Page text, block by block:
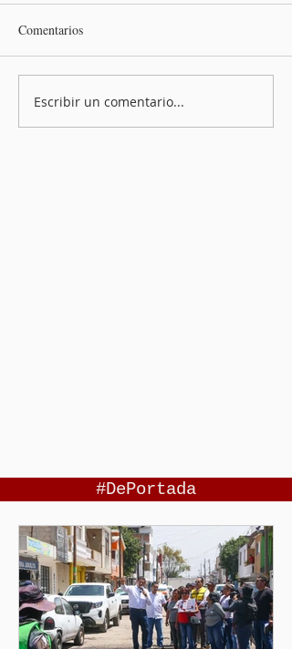
Comentarios
Escribir un comentario...
#DePortada